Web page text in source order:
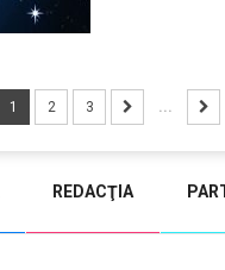
1 2 3 ...
REDACŢIA